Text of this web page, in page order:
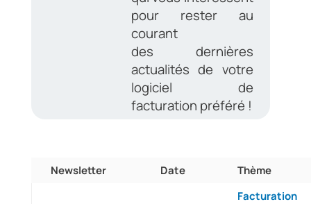
pour rester au
courant
des dernières
actualités de votre
logiciel de
facturation préféré !
Newsletter Date Thème
Facturation